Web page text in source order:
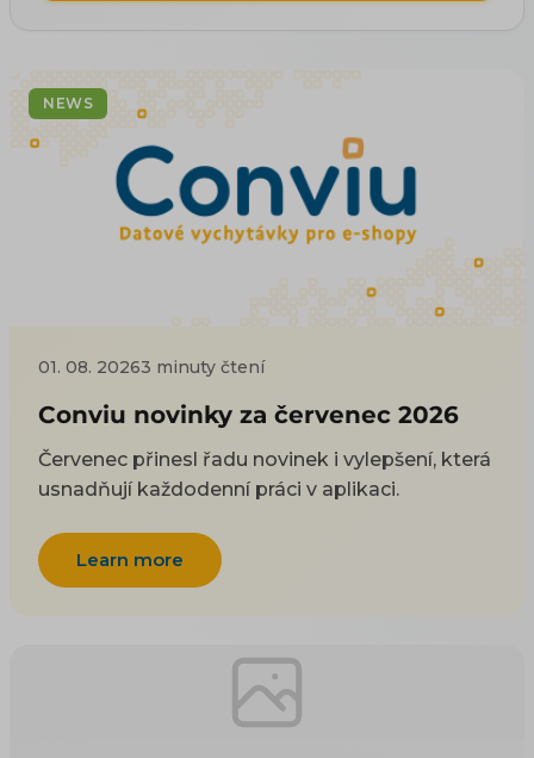
NEWS
01. 08. 20263 minuty čtení
Conviu novinky za červenec 2026
Červenec přinesl řadu novinek i vylepšení, která
usnadňují každodenní práci v aplikaci.
Learn more